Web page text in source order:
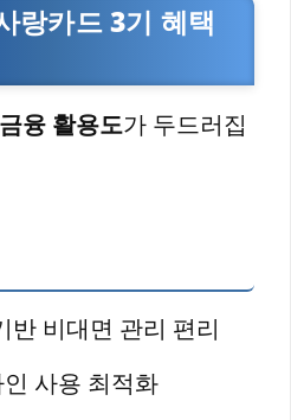
랑카드 3기 혜택
융 활용도가 두드러집
반 비대면 관리 편리
인 사용 최적화